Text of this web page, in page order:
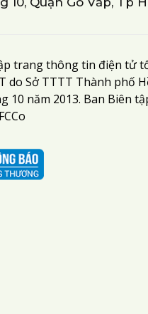
trang thông tin điện tử
do Sở TTTT Thành phố
10 năm 2013. Ban Biên